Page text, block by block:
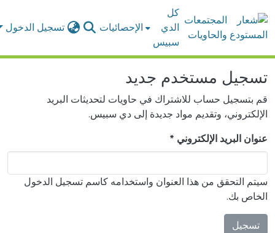
المجتمعات
والحاويات
كل
الدي
سبيس
الإحصائيات تسجيل الدخول
تسجيل مستخدم جديد
قم بتسجيل حساب للاشتراك في حاويات لتحديثات البريد
الإلكتروني، وتقديم مواد جديدة إلى دي سبيس.
عنوان البريد الإلكتروني *
سيتم التحقق من هذا العنوان واستخدامه كاسم تسجيل الدخول
الخاص بك.
تسجيل